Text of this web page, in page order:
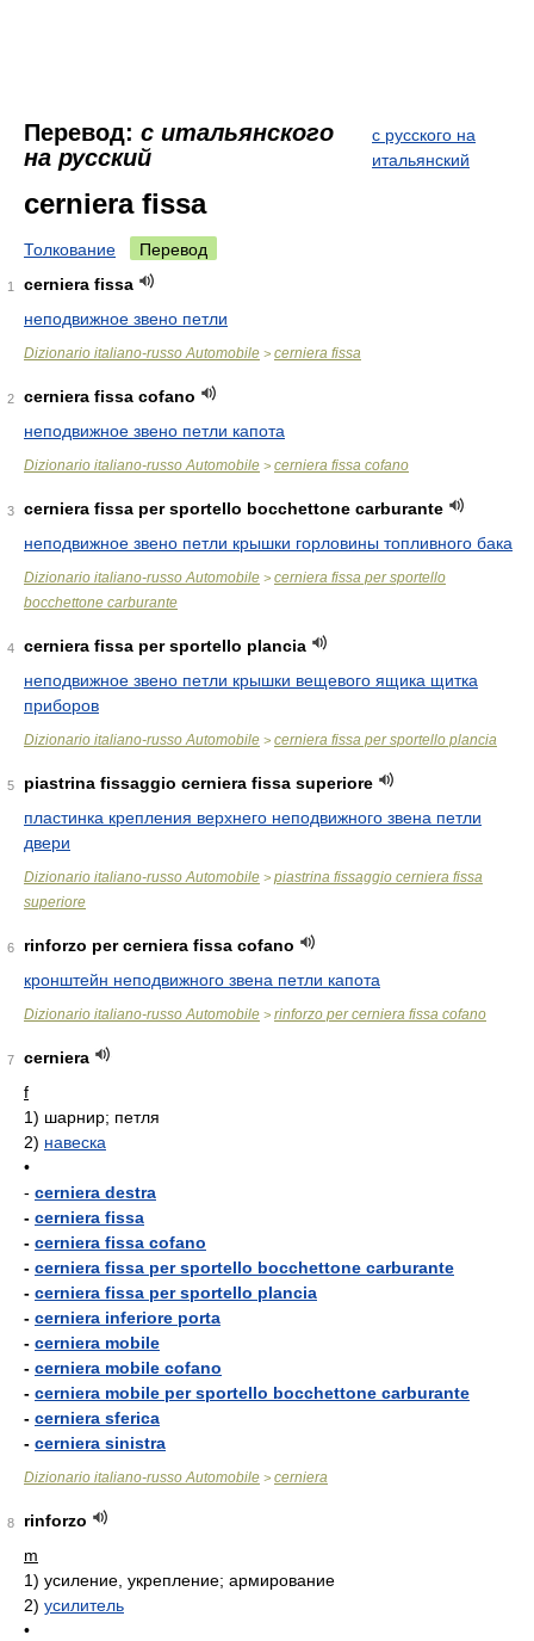
Перевод: с итальянского
на русский
с русского на
итальянский
cerniera fissa
Толкование Перевод
1
cerniera fissa
неподвижное звено петли
Dizionario italiano-russo Automobile > cerniera fissa
2
cerniera fissa cofano
неподвижное звено петли капота
Dizionario italiano-russo Automobile > cerniera fissa cofano
3
cerniera fissa per sportello bocchettone carburante
неподвижное звено петли крышки горловины топливного бака
Dizionario italiano-russo Automobile > cerniera fissa per sportello
bocchettone carburante
4
cerniera fissa per sportello plancia
неподвижное звено петли крышки вещевого ящика щитка
приборов
Dizionario italiano-russo Automobile > cerniera fissa per sportello plancia
5
piastrina fissaggio cerniera fissa superiore
пластинка крепления верхнего неподвижного звена петли
двери
Dizionario italiano-russo Automobile > piastrina fissaggio cerniera fissa
superiore
6
rinforzo per cerniera fissa cofano
кронштейн неподвижного звена петли капота
Dizionario italiano-russo Automobile > rinforzo per cerniera fissa cofano
7
cerniera
f
1) шарнир; петля
2) навеска
•
- cerniera destra
- cerniera fissa
- cerniera fissa cofano
- cerniera fissa per sportello bocchettone carburante
- cerniera fissa per sportello plancia
- cerniera inferiore porta
- cerniera mobile
- cerniera mobile cofano
- cerniera mobile per sportello bocchettone carburante
- cerniera sferica
- cerniera sinistra
Dizionario italiano-russo Automobile > cerniera
8
rinforzo
m
1) усиление, укрепление; армирование
2) усилитель
•